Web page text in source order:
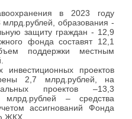
в 2023 году
млрд.рублей, образования -
защиту граждан - 12,9
фонда составят 12,1
поддержки местным
проектов
2,7 млрд.рублей, на
проектов –13,3
– средства
ассигнований Фонда